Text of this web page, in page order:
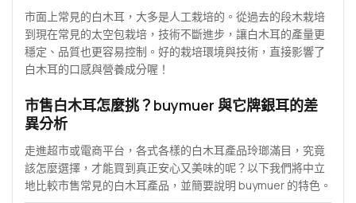
市面上常見的白木耳，大多是人工栽培的。從過去的段木栽培
到現在常見的太空包栽培，技術不斷進步，讓白木耳的產量更
穩定、品質也更容易控制。好的栽培環境與技術，直接影響了
白木耳的口感與營養成分喔！
市售白木耳怎麼挑？buymuer 與它牌銀耳的差
異分析
走進超市或電商平台，各式各樣的白木耳產品玲瑯滿目，究竟
該怎麼選擇，才能買到真正安心又美味的呢？以下我們將中立
地比較市售常見的白木耳產品，並簡要說明 buymuer 的特色。